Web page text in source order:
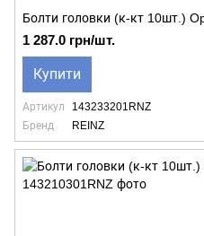
Болти головки (к-кт 10шт.)
1 287.0 грн/шт.
Купити
Артикул
143233201RNZ
Бренд
REINZ